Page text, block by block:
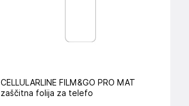
CELLULARLINE FILM&GO PRO MAT
zaščitna folija za telefo